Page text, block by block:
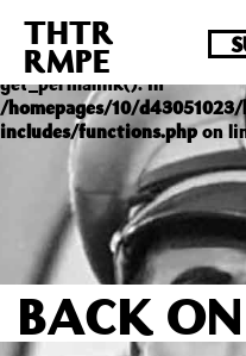
Deprecated : Die Funktion
Version 4.4.0 veraltet!
get_permalink(). in
/homepages/10/
includes/functions.phpon
THTR
RMPE
BACK